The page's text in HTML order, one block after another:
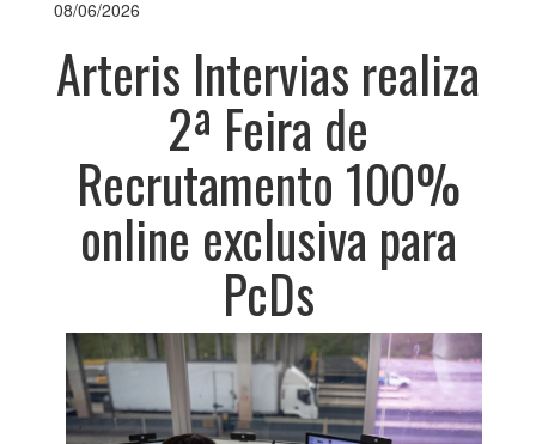
08/06/2026
Arteris Intervias realiza
2ª Feira de
Recrutamento 100%
online exclusiva para
PcDs